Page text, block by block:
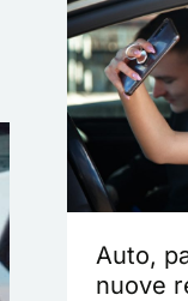
Auto,
nuove